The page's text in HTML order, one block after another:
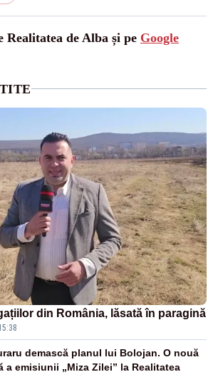
Realitatea de Alba și pe Google
din România, lăsată în paragină
demască planul lui Bolojan. O nouă
a emisiunii „Miza Zilei” la Realitatea